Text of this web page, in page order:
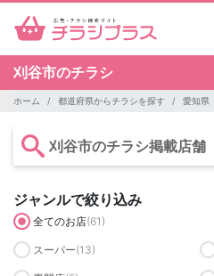
刈谷市のチラシ
ホーム 都道府県からチラシを探す 愛知県
刈谷市のチラシ掲載店舗
ジャンルで絞り込み
全てのお店(61)
スーパー(13)